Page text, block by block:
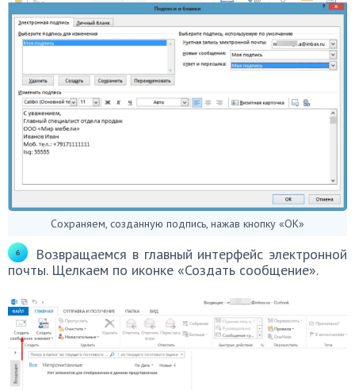
Сохраняем, созданную подпись, нажав кнопку «ОК»
Возвращаемся в главный интерфейс электронной
почты. Щелкаем по иконке «Создать сообщение».